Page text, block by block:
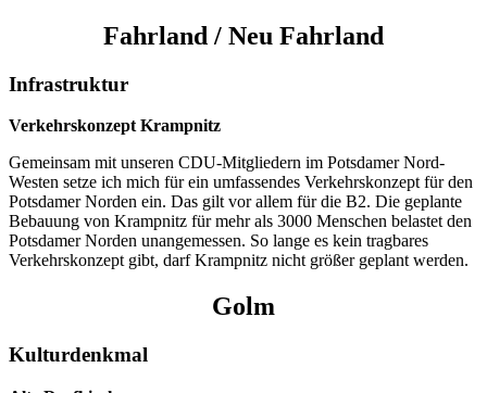
Fahrland / Neu Fahrland
Infrastruktur
Verkehrskonzept Krampnitz
Gemeinsam mit unseren CDU-Mitgliedern im Potsdamer Nord-
Westen setze ich mich für ein umfassendes Verkehrskonzept für den
Potsdamer Norden ein. Das gilt vor allem für die B2. Die geplante
Bebauung von Krampnitz für mehr als 3000 Menschen belastet den
Potsdamer Norden unangemessen. So lange es kein tragbares
Verkehrskonzept gibt, darf Krampnitz nicht größer geplant werden.
Golm
Kulturdenkmal